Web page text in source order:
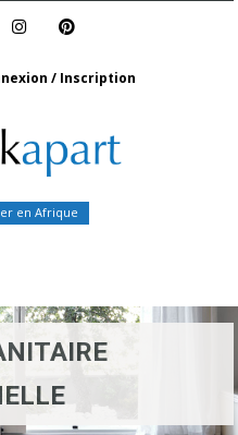
/ Inscription
en Afrique